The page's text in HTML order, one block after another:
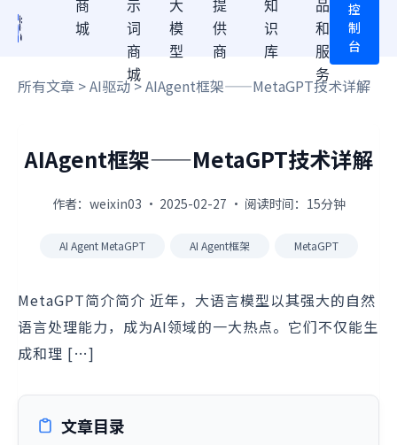
商
城
示
词
商
城
大
模
型
提
供
商
知
识
库
品
和
服
务
控
制
台
所有文章 >AI驱动> AIAgent框架——MetaGPT技术详解
AIAgent框架——MetaGPT技术详解
作者：weixin03 · 2025-02-27 · 阅读时间：15分钟
AI Agent MetaGPT AI Agent框架 MetaGPT
MetaGPT简介简介 近年，大语言模型以其强大的自然
语言处理能力，成为AI领域的一大热点。它们不仅能生
成和理 […]
文章目录